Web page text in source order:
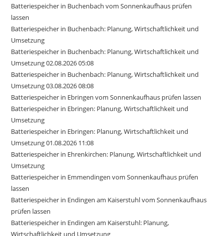
Batteriespeicher in Buchenbach vom Sonnenkaufhaus prüfen
lassen
Batteriespeicher in Buchenbach: Planung, Wirtschaftlichkeit und
Umsetzung
Batteriespeicher in Buchenbach: Planung, Wirtschaftlichkeit und
Umsetzung 02.08.2026 05:08
Batteriespeicher in Buchenbach: Planung, Wirtschaftlichkeit und
Umsetzung 03.08.2026 08:08
Batteriespeicher in Ebringen vom Sonnenkaufhaus prüfen lassen
Batteriespeicher in Ebringen: Planung, Wirtschaftlichkeit und
Umsetzung
Batteriespeicher in Ebringen: Planung, Wirtschaftlichkeit und
Umsetzung 01.08.2026 11:08
Batteriespeicher in Ehrenkirchen: Planung, Wirtschaftlichkeit und
Umsetzung
Batteriespeicher in Emmendingen vom Sonnenkaufhaus prüfen
lassen
Batteriespeicher in Endingen am Kaiserstuhl vom Sonnenkaufhaus
prüfen lassen
Batteriespeicher in Endingen am Kaiserstuhl: Planung,
Wirtschaftlichkeit und Umsetzung